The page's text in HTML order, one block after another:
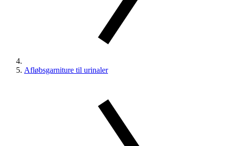
Afløbsgarniture til urinaler